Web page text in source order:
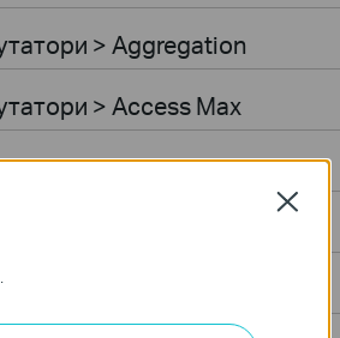
> Aggregation
> Access Max
> Access
> Access Pro
GPON
Close